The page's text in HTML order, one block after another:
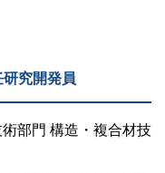
究開発員
部門 構造・複合材技